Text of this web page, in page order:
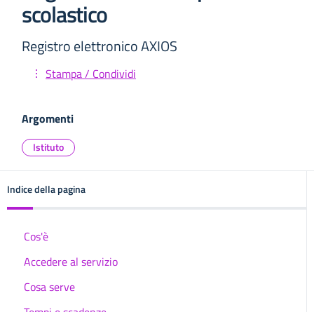
scolastico
Registro elettronico AXIOS
Stampa / Condividi
Argomenti
Istituto
Indice della pagina
Cos'è
Accedere al servizio
Cosa serve